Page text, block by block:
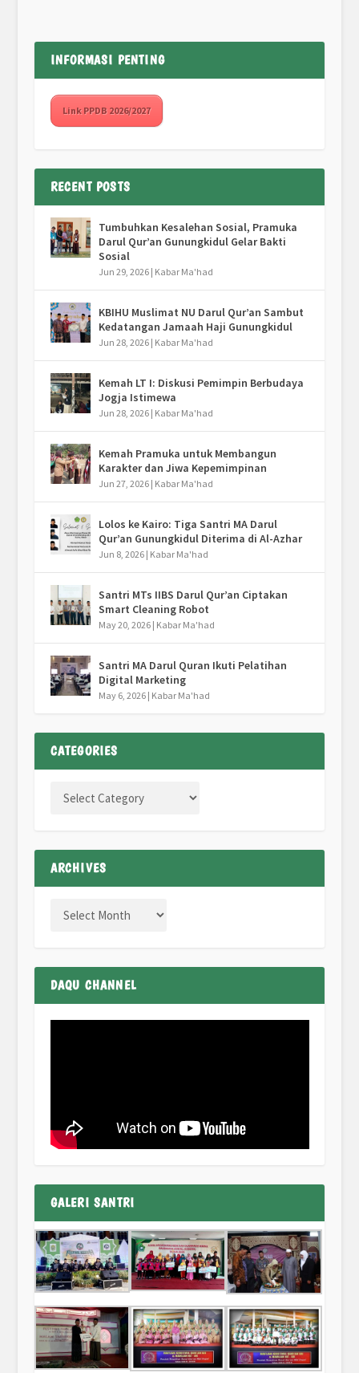
INFORMASI PENTING
Link PPDB 2026/2027
RECENT POSTS
Tumbuhkan Kesalehan Sosial, Pramuka
Darul Qur’an Gunungkidul Gelar Bakti
Sosial
Jun 29, 2026| Kabar Ma'had
KBIHU Muslimat NU Darul Qur’an Sambut
Kedatangan Jamaah Haji Gunungkidul
Jun 28, 2026| Kabar Ma'had
Kemah LT I: Diskusi Pemimpin Berbudaya
Jogja Istimewa
Jun 28, 2026| Kabar Ma'had
Kemah Pramuka untuk Membangun
Karakter dan Jiwa Kepemimpinan
Jun 27, 2026| Kabar Ma'had
Lolos ke Kairo: Tiga Santri MA Darul
Qur’an Gunungkidul Diterima di Al-Azhar
Jun 8, 2026| Kabar Ma'had
Santri MTs IIBS Darul Qur’an Ciptakan
Smart Cleaning Robot
May 20, 2026| Kabar Ma'had
Santri MA Darul Quran Ikuti Pelatihan
Digital Marketing
May 6, 2026| Kabar Ma'had
CATEGORIES
ARCHIVES
DAQU CHANNEL
GALERI SANTRI